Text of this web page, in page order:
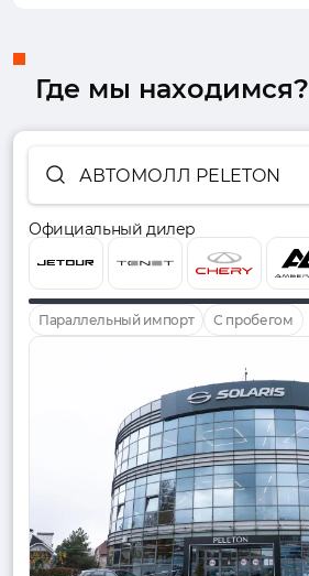
Где мы находимся?
АВТОМОЛЛ PELETON
Официальный дилер
Параллельный импорт С пробегом